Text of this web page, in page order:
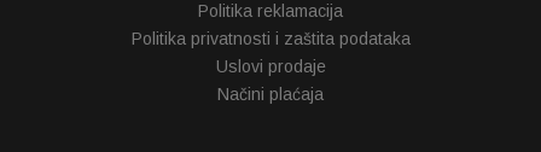
Politika reklamacija
Politika privatnosti i zaštita podataka
Uslovi prodaje
Načini plaćaja